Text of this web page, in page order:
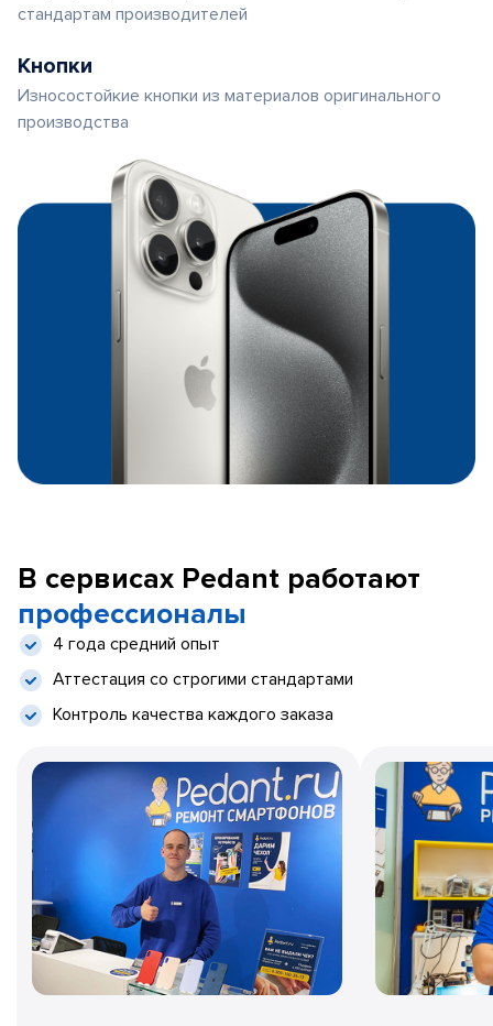
стандартам производителей
Кнопки
Износостойкие кнопки из материалов оригинального
производства
В сервисах Pedant работают
профессионалы
4 года средний опыт
Аттестация со строгими стандартами
Контроль качества каждого заказа